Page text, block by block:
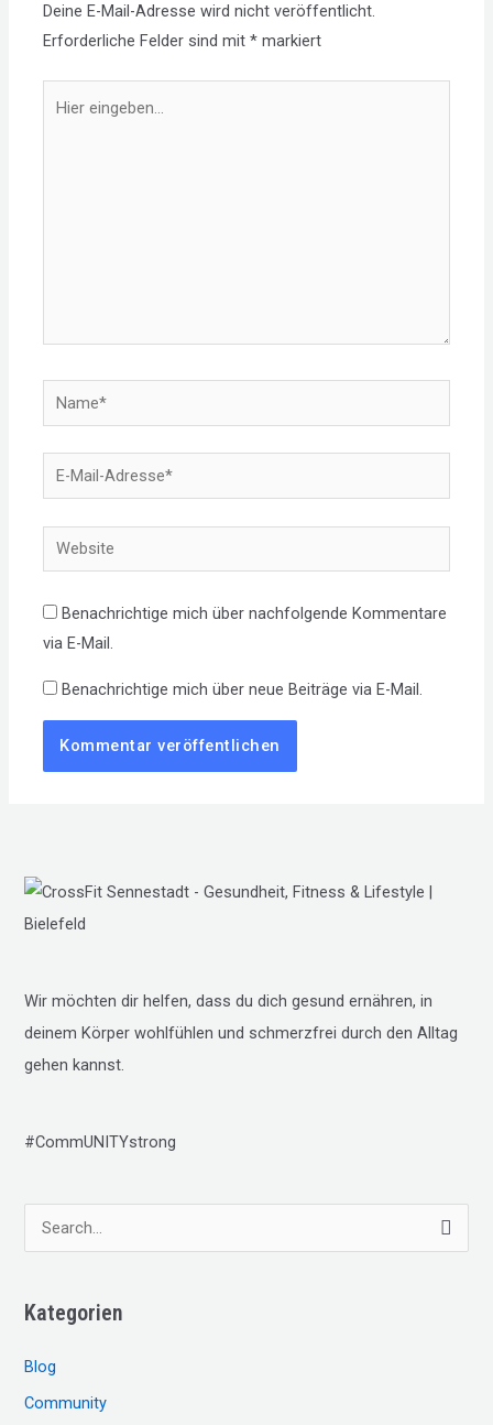
Deine E-Mail-Adresse wird nicht veröffentlicht.
Erforderliche Felder sind mit* markiert
eingeben…
Name*
E-
Mail-
Adresse*
Website
Benachrichtige mich über nachfolgende Kommentare
via E-Mail.
Benachrichtige mich über neue Beiträge via E-Mail.
Wir möchten dir helfen, dass du dich gesund ernähren, in
deinem Körper wohlfühlen und schmerzfrei durch den Alltag
gehen kannst.
#CommUNITYstrong
u
h
n
n
Kategorien
Blog
Community